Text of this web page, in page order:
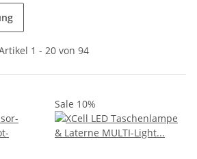
1 - 20 von 94
Sale 10%